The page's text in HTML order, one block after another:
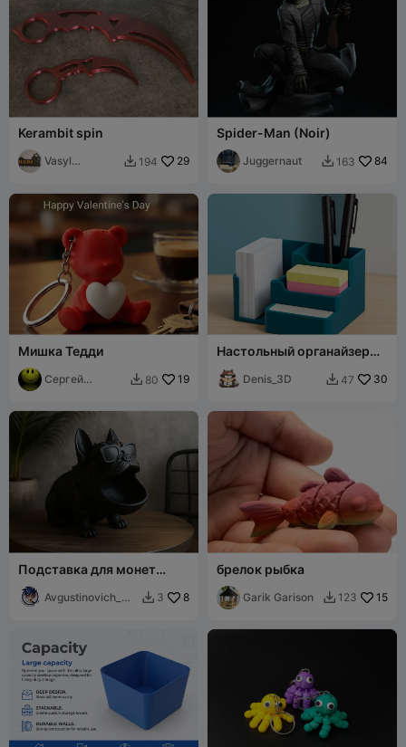
Kerambit spin
Vasyl
 194 29
Spider-Man (Noir)
Juggernaut  163 84
Мишка Тедди
Сергей
 80 19
Настольный органайзер
карандашей
Denis_3D  47 30
Подставка для монет
Бульдог – Забавный декор
Avgustinovich_
 3 8
брелок рыбка
Garik Garison  123 15